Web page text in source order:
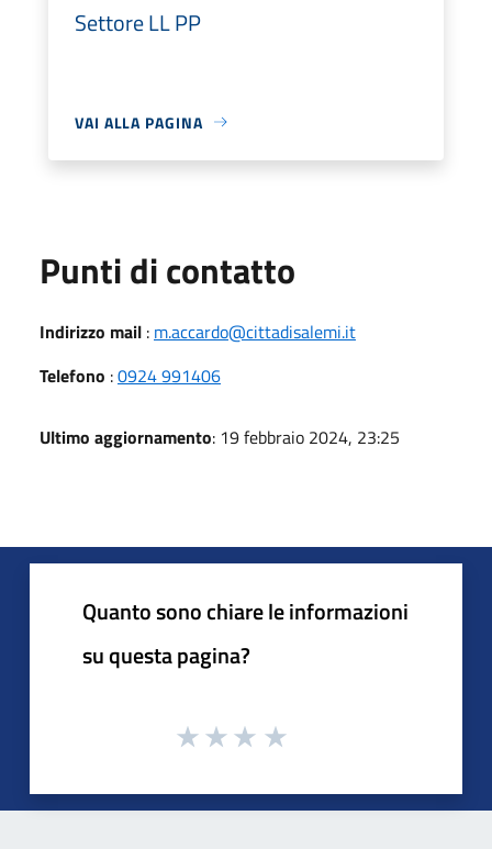
Settore LL PP
VAI ALLA PAGINA
Punti di contatto
Indirizzo mail : m.accardo@cittadisalemi.it
Telefono :0924 991406
Ultimo aggiornamento: 19 febbraio 2024, 23:25
Quanto sono chiare le informazioni
su questa pagina?